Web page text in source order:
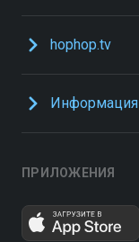
hophop.tv
Информация
ПРИЛОЖЕНИЯ